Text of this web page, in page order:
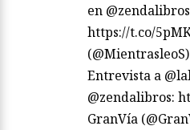
en
https://t.co/
Entrevista a
@zendalibros:
GranVía